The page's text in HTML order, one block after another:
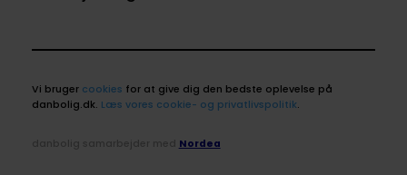
Vi bruger cookies for at give dig den bedste oplevelse på
danbolig.dk. Læs vores cookie- og privatlivspolitik.
Nordea